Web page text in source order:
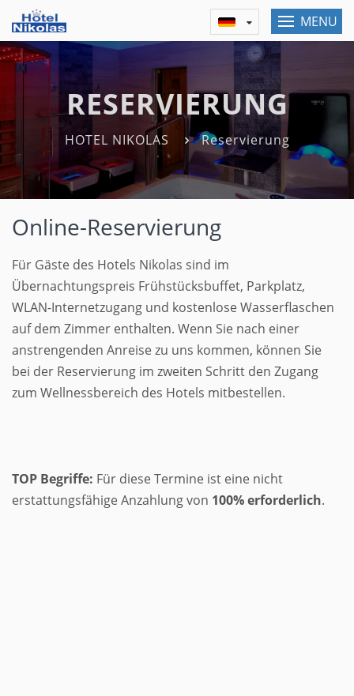
MENU
RESERVIERUNG
HOTEL NIKOLAS Reservierung
Online-Reservierung
Für Gäste des Hotels Nikolas sind im
Übernachtungspreis Frühstücksbuffet, Parkplatz,
WLAN-Internetzugang und kostenlose Wasserflaschen
auf dem Zimmer enthalten. Wenn Sie nach einer
anstrengenden Anreise zu uns kommen, können Sie
bei der Reservierung im zweiten Schritt den Zugang
zum Wellnessbereich des Hotels mitbestellen.
TOP Begriffe: Für diese Termine ist eine nicht
erstattungsfähige Anzahlung von 100% erforderlich.